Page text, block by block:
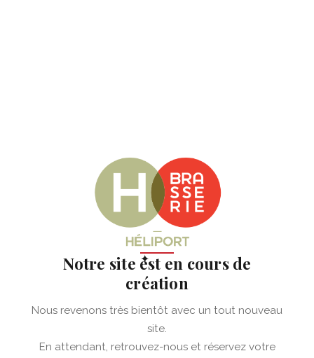
✦
Notre site est en cours de
création
Nous revenons très bientôt avec un tout nouveau
site.
En attendant, retrouvez-nous et réservez votre